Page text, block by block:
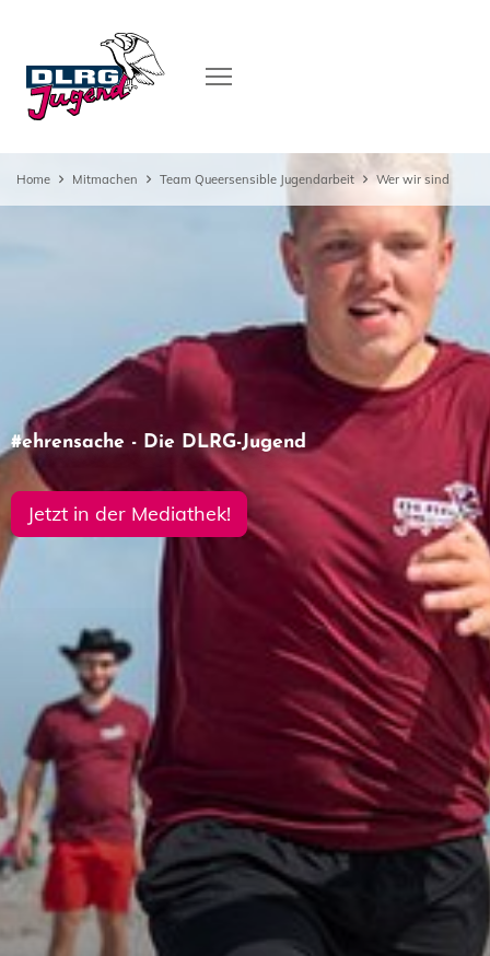
Home Mitmachen Team Queersensible Jugendarbeit Wer wir sind
#ehrensache - Die DLRG-Jugend
Jetzt in der Mediathek!